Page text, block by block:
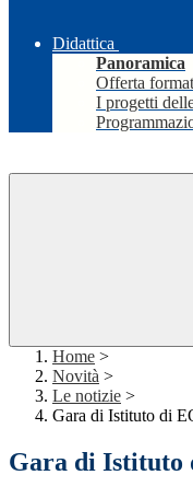
Didattica
Panoramica
Offerta
I progetti
Home >
Novità >
Le notizie >
Gara di Istituto di
Gara di Istituto